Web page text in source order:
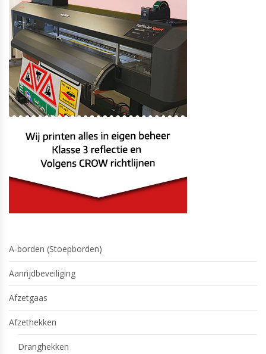
A-borden (Stoepborden)
Aanrijdbeveiliging
Afzetgaas
Afzethekken
Dranghekken